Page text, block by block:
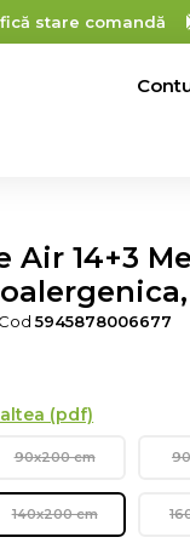
stare comandă
Air 14+3
Cod5945878006677
(pdf)
90x200 cm
140x200 cm